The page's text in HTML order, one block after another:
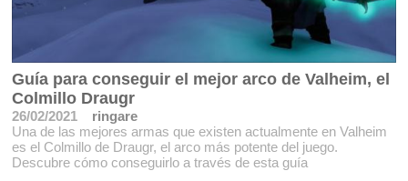
Guía para conseguir el mejor arco de Valheim, el
Colmillo Draugr
26/02/2021
ringare
Una de las mejores armas que existen actualmente en Valheim
es el Colmillo de Draugr, el arco más potente del juego.
Descubre cómo conseguirlo a través de esta guía